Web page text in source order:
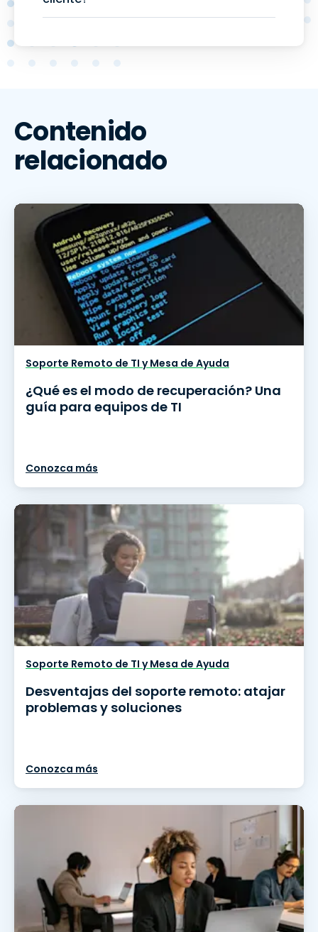
Contenido
relacionado
Soporte Remoto de TI y Mesa de Ayuda
¿Qué es el modo de recuperación? Una
guía para equipos de TI
Conozca más
Soporte Remoto de TI y Mesa de Ayuda
Desventajas del soporte remoto: atajar
problemas y soluciones
Conozca más